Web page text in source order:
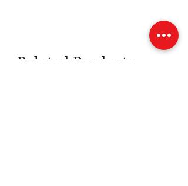
Related Products